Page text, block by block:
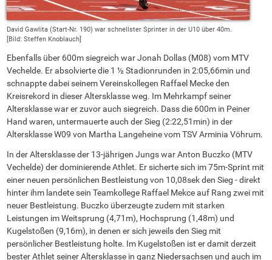
David Gawlita (Start-Nr. 190) war schnellster Sprinter in der U10 über 40m.
[Bild: Steffen Knoblauch]
Ebenfalls über 600m siegreich war Jonah Dollas (M08) vom MTV
Vechelde. Er absolvierte die 1 ½ Stadionrunden in 2:05,66min und
schnappte dabei seinem Vereinskollegen Raffael Mecke den
Kreisrekord in dieser Altersklasse weg. Im Mehrkampf seiner
Altersklasse war er zuvor auch siegreich. Dass die 600m in Peiner
Hand waren, untermauerte auch der Sieg (2:22,51min) in der
Altersklasse W09 von Martha Langeheine vom TSV Arminia Vöhrum.
In der Altersklasse der 13-jährigen Jungs war Anton Buczko (MTV
Vechelde) der dominierende Athlet. Er sicherte sich im 75m-Sprint mit
einer neuen persönlichen Bestleistung von 10,08sek den Sieg - direkt
hinter ihm landete sein Teamkollege Raffael Mekce auf Rang zwei mit
neuer Bestleistung. Buczko überzeugte zudem mit starken
Leistungen im Weitsprung (4,71m), Hochsprung (1,48m) und
Kugelstoßen (9,16m), in denen er sich jeweils den Sieg mit
persönlicher Bestleistung holte. Im Kugelstoßen ist er damit derzeit
bester Athlet seiner Altersklasse in ganz Niedersachsen und auch im